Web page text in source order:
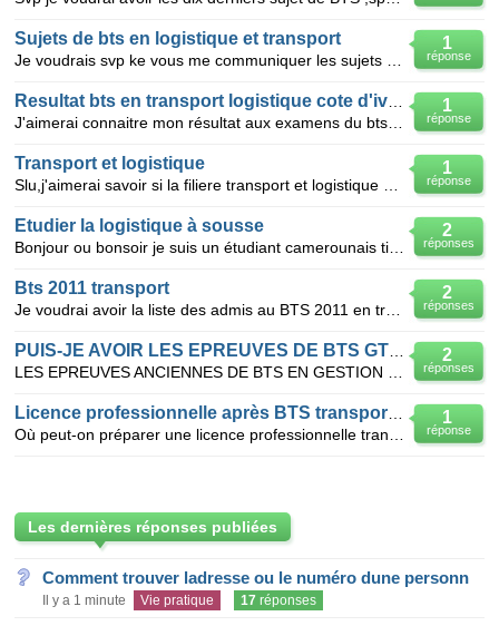
1
réponse
Sujets de bts en logistique et transport
1
réponse
1
réponse
Transport et logistique
2
réponses
Etudier la logistique à sousse
2
réponses
Bts 2011 transport
2
réponses
1
réponse
Les dernières réponses publiées
Comment trouver ladresse ou le numéro dune personn
Il y a 1 minute Vie pratique 17 réponses